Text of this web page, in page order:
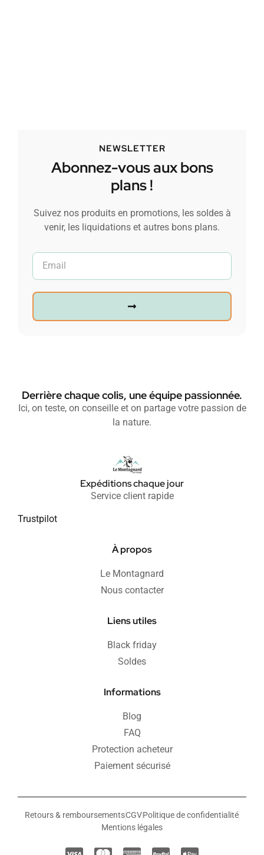
NEWSLETTER
Abonnez-vous aux bons
plans !
Suivez nos produits en promotions, les soldes à
venir, les liquidations et autres bons plans.
Derrière chaque colis, une équipe passionnée.
Ici, on teste, on conseille et on partage votre passion de
la nature.
Expéditions chaque jour
Service client rapide
Trustpilot
À propos
Le Montagnard
Nous contacter
Liens utiles
Black friday
Soldes
Informations
Blog
FAQ
Protection acheteur
Paiement sécurisé
Retours & remboursementsCGVPolitique de confidentialité
Mentions légales